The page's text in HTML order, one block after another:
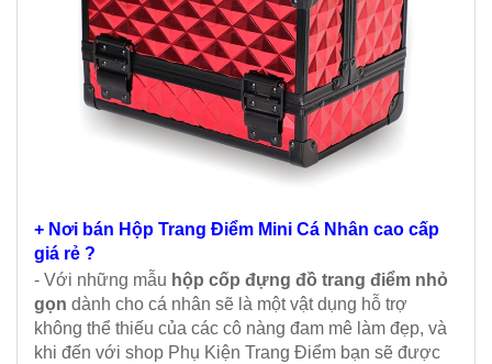
+ Nơi bán Hộp Trang Điểm Mini Cá Nhân cao cấp
giá rẻ ?
- Với những mẫu hộp cốp đựng đồ trang điểm nhỏ
gọn dành cho cá nhân sẽ là một vật dụng hỗ trợ
không thể thiếu của các cô nàng đam mê làm đẹp, và
khi đến với shop Phụ Kiện Trang Điểm bạn sẽ được